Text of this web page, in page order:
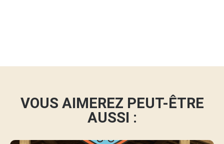
VOUS AIMEREZ PEUT-ÊTRE
AUSSI :